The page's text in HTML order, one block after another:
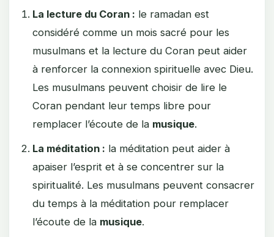
La lecture du Coran : le ramadan est
considéré comme un mois sacré pour les
musulmans et la lecture du Coran peut aider
à renforcer la connexion spirituelle avec Dieu.
Les musulmans peuvent choisir de lire le
Coran pendant leur temps libre pour
remplacer l’écoute de la musique.
La méditation : la méditation peut aider à
apaiser l’esprit et à se concentrer sur la
spiritualité. Les musulmans peuvent consacrer
du temps à la méditation pour remplacer
l’écoute de la musique.